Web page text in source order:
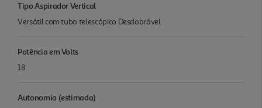
Tipo Aspirador Vertical
Versátil com tubo telescópico Desdobrável
Potência em Volts
18
Autonomia (estimada)